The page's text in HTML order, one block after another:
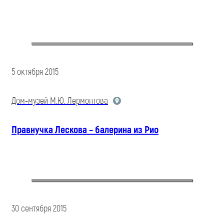
5 октября 2015
Дом-музей М.Ю. Лермонтова
Правнучка Лескова – балерина из Рио
30 сентября 2015